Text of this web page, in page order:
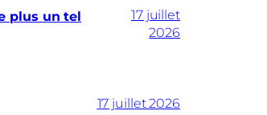
plus un tel
17 juillet
2026
17 juillet 2026